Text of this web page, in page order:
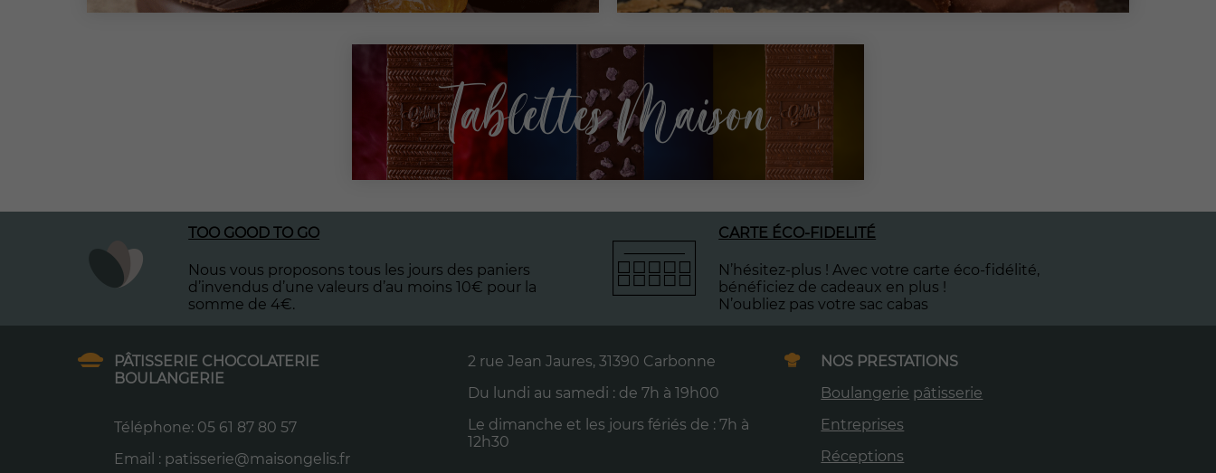
Tablettes Maison
TOO GOOD TO GO
Nous vous proposons tous les jours des paniers
d’invendus d’une valeurs d’au moins 10€ pour la
somme de 4€.
CARTE ÉCO-FIDELITÉ
N’hésitez-plus ! Avec votre carte éco-fidélité,
bénéficiez de cadeaux en plus !
N’oubliez pas votre sac cabas
PÂTISSERIE CHOCOLATERIE
BOULANGERIE
Téléphone: 05 61 87 80 57
Email : patisserie@maisongelis.fr
2 rue Jean Jaures, 31390 Carbonne
Du lundi au samedi : de 7h à 19h00
Le dimanche et les jours fériés de : 7h à
12h30
NOS PRESTATIONS
Boulangerie pâtisserie
Entreprises
Réceptions